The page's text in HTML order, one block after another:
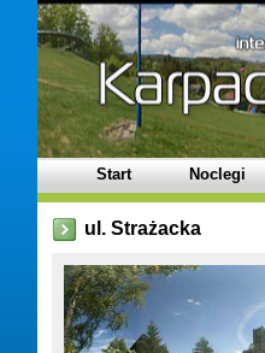
Start Noclegi
ul. Strażacka